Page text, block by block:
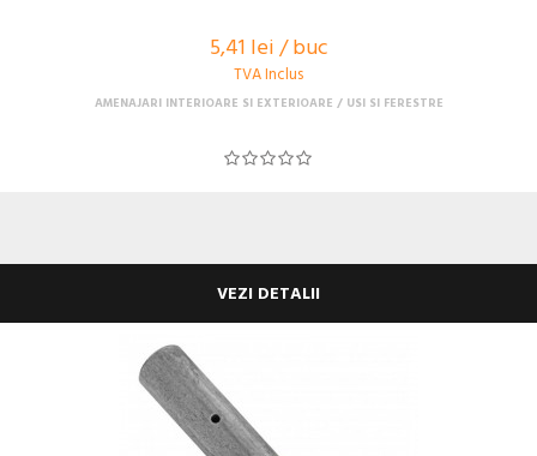
5,41 lei / buc
TVA Inclus
AMENAJARI INTERIOARE SI EXTERIOARE USI SI FERESTRE
VEZI DETALII